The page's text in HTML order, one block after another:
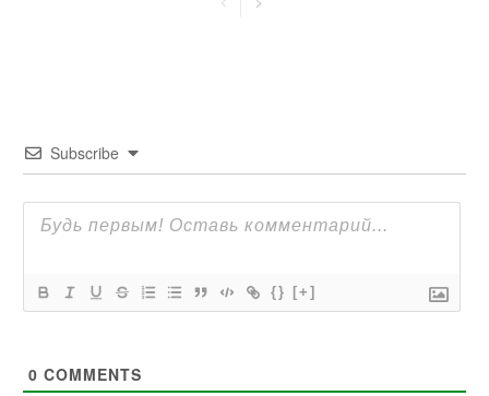
Subscribe
{} [+]
0 COMMENTS